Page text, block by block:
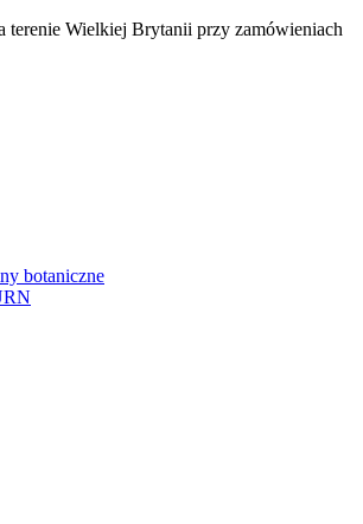
terenie Wielkiej Brytanii przy zamówieniach
botaniczne